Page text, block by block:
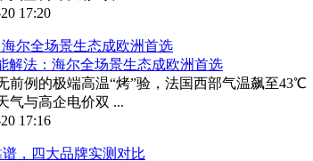
17:20
尔全场景生态成欧洲首选
前例的极端高温“烤”验，法国西部气温飙至
气与高企电价双 ...
17:16
，四大品牌实测对比